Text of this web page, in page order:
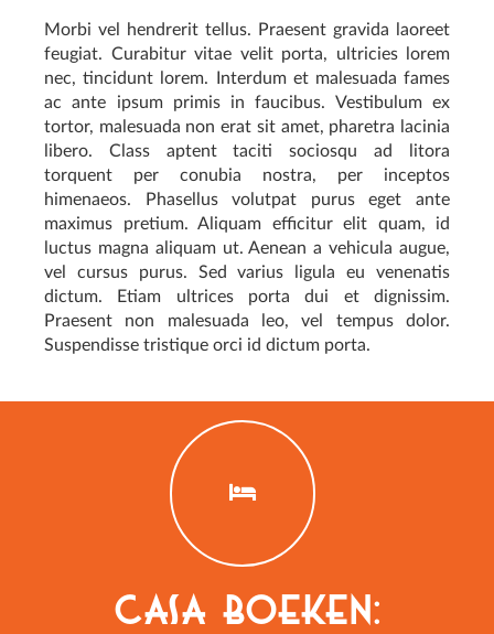
Morbi vel hendrerit tellus. Praesent gravida laoreet
feugiat. Curabitur vitae velit porta, ultricies lorem
nec, tincidunt lorem. Interdum et malesuada fames
ac ante ipsum primis in faucibus. Vestibulum ex
tortor, malesuada non erat sit amet, pharetra lacinia
libero. Class aptent taciti sociosqu ad litora
torquent per conubia nostra, per inceptos
himenaeos. Phasellus volutpat purus eget ante
maximus pretium. Aliquam efficitur elit quam, id
luctus magna aliquam ut. Aenean a vehicula augue,
vel cursus purus. Sed varius ligula eu venenatis
dictum. Etiam ultrices porta dui et dignissim.
Praesent non malesuada leo, vel tempus dolor.
Suspendisse tristique orci id dictum porta.
Casa boeken: